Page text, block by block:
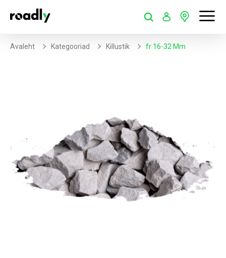
Avaleht Kategooriad Killustik Fr 16-32 Mm